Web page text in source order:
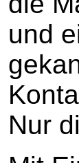
und
Nur